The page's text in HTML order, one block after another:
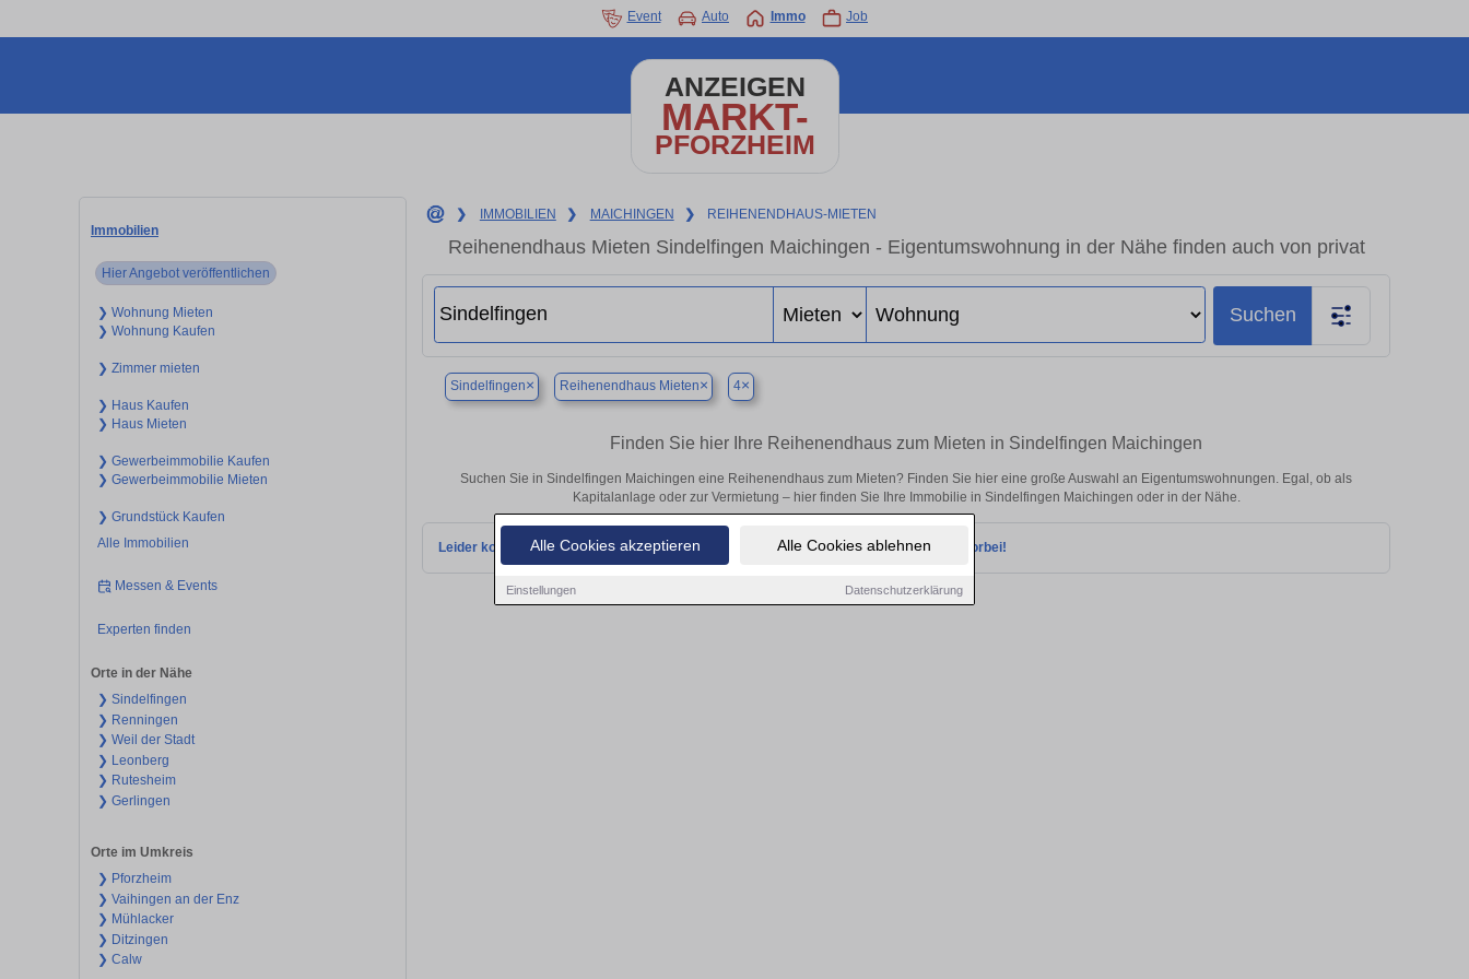
Alle Cookies akzeptieren Alle Cookies ablehnen
Einstellungen Datenschutzerklärung
Event Auto Immo Job
ANZEIGEN
MARKT-
PFORZHEIM
Immobilien
Hier Angebot veröffentlichen
❯ Wohnung Mieten
❯ Wohnung Kaufen
❯ Zimmer mieten
❯ Haus Kaufen
❯ Haus Mieten
❯ Gewerbeimmobilie Kaufen
❯ Gewerbeimmobilie Mieten
❯ Grundstück Kaufen
Alle Immobilien
Messen & Events
Experten finden
Orte in der Nähe
❯ Sindelfingen
❯ Renningen
❯ Weil der Stadt
❯ Leonberg
❯ Rutesheim
❯ Gerlingen
Orte im Umkreis
❯ Pforzheim
❯ Vaihingen an der Enz
❯ Mühlacker
❯ Ditzingen
❯ Calw
❯ IMMOBILIEN ❯ MAICHINGEN ❯ REIHENENDHAUS-MIETEN
Reihenendhaus Mieten Sindelfingen Maichingen - Eigentumswohnung in der Nähe finden auch von privat
Suchen
Sindelfingen× Reihenendhaus Mieten× 4×
Finden Sie hier Ihre Reihenendhaus zum Mieten in Sindelfingen Maichingen
Suchen Sie in Sindelfingen Maichingen eine Reihenendhaus zum Mieten? Finden Sie hier eine große Auswahl an Eigentumswohnungen. Egal, ob als
Kapitalanlage oder zur Vermietung – hier finden Sie Ihre Immobilie in Sindelfingen Maichingen oder in der Nähe.
Leider konnten wir derzeit keine passenden Objekte finden. Schauen Sie bald wieder vorbei!